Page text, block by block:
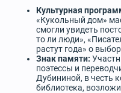
Культурная
«Кукольный дом»
смогли увидеть
то ли люди»,
растут года» о
Знак памяти:
поэтессы и
Дубининой, в честь
библиотека,